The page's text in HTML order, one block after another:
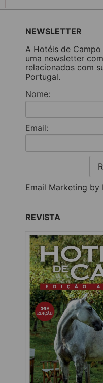
NEWSLETTER
A Hotéis de
uma newsletter
relacionados com
Portugal.
Nome:
Email:
Email Marketing by
REVISTA